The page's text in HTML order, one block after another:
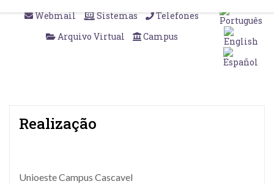
Webmail Sistemas
Telefones
Arquivo Virtual
Campus
Realização
Unioeste Campus Cascavel